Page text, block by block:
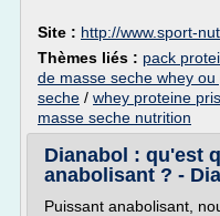
Site : http://www.sport-
Thèmes liés : pack
de masse seche whey ou
seche / whey proteine
masse seche nutrition
Dianabol : qu'est
anabolisant ? -
Puissant anabolisant,